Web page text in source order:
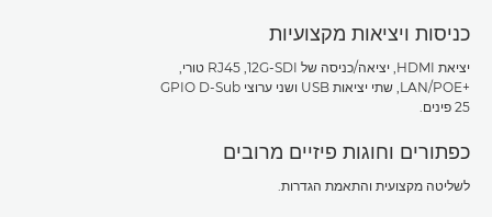
כניסות ויציאות מקצועיות
יציאת HDMI, יציאה/כניסה של 12G-SDI, ‏RJ45 טורי,
‏LAN/POE+‎, שתי יציאות USB ושני ערוצי GPIO D-Sub
כפתורים וחוגות פיזיים מרובים
לשליטה מקצועית והתאמת הגדרות.